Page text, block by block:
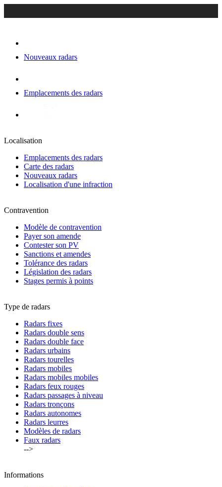
Nouveaux radars
Emplacements des radars
Localisation
Emplacements des radars
Carte des radars
Nouveaux radars
Localisation d'une infraction
Contravention
Modèle de contravention
Payer son amende
Contester son PV
Sanctions et amendes
Tolérance des radars
Législation des radars
Stages permis à points
Type de radars
Radars fixes
Radars double sens
Radars double face
Radars urbains
Radars tourelles
Radars mobiles
Radars mobiles mobiles
Radars feux rouges
Radars passages à niveau
Radars tronçons
Radars autonomes
Radars leurres
Modèles de radars
Faux radars
-->
Informations